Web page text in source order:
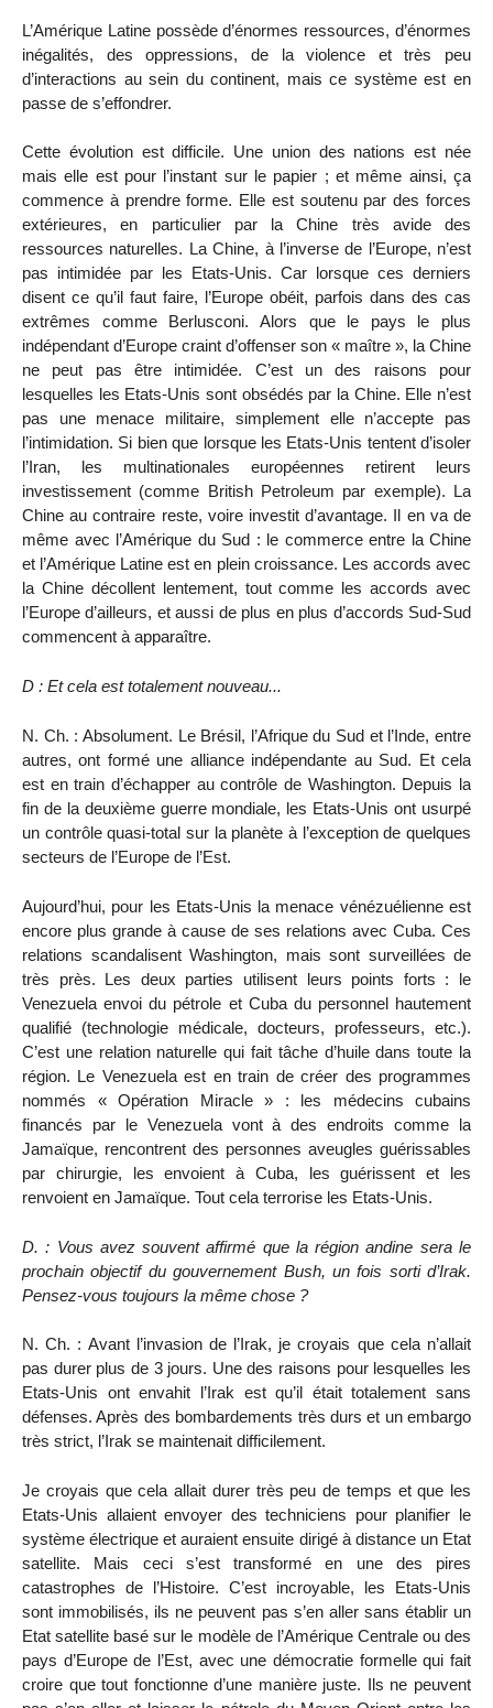
L’Amérique Latine possède d’énormes ressources, d’énormes
inégalités, des oppressions, de la violence et très peu
d’interactions au sein du continent, mais ce système est en
passe de s’effondrer.
Cette évolution est difficile. Une union des nations est née
mais elle est pour l’instant sur le papier ; et même ainsi, ça
commence à prendre forme. Elle est soutenu par des forces
extérieures, en particulier par la Chine très avide des
ressources naturelles. La Chine, à l’inverse de l’Europe, n’est
pas intimidée par les Etats-Unis. Car lorsque ces derniers
disent ce qu’il faut faire, l’Europe obéit, parfois dans des cas
extrêmes comme Berlusconi. Alors que le pays le plus
indépendant d’Europe craint d’offenser son « maître », la Chine
ne peut pas être intimidée. C’est un des raisons pour
lesquelles les Etats-Unis sont obsédés par la Chine. Elle n’est
pas une menace militaire, simplement elle n’accepte pas
l’intimidation. Si bien que lorsque les Etats-Unis tentent d’isoler
l’Iran, les multinationales européennes retirent leurs
investissement (comme British Petroleum par exemple). La
Chine au contraire reste, voire investit d’avantage. Il en va de
même avec l’Amérique du Sud : le commerce entre la Chine
et l’Amérique Latine est en plein croissance. Les accords avec
la Chine décollent lentement, tout comme les accords avec
l’Europe d’ailleurs, et aussi de plus en plus d’accords Sud-Sud
commencent à apparaître.
D : Et cela est totalement nouveau...
N. Ch. : Absolument. Le Brésil, l’Afrique du Sud et l’Inde, entre
autres, ont formé une alliance indépendante au Sud. Et cela
est en train d’échapper au contrôle de Washington. Depuis la
fin de la deuxième guerre mondiale, les Etats-Unis ont usurpé
un contrôle quasi-total sur la planète à l’exception de quelques
secteurs de l’Europe de l’Est.
Aujourd’hui, pour les Etats-Unis la menace vénézuélienne est
encore plus grande à cause de ses relations avec Cuba. Ces
relations scandalisent Washington, mais sont surveillées de
très près. Les deux parties utilisent leurs points forts : le
Venezuela envoi du pétrole et Cuba du personnel hautement
qualifié (technologie médicale, docteurs, professeurs, etc.).
C’est une relation naturelle qui fait tâche d’huile dans toute la
région. Le Venezuela est en train de créer des programmes
nommés « Opération Miracle » : les médecins cubains
financés par le Venezuela vont à des endroits comme la
Jamaïque, rencontrent des personnes aveugles guérissables
par chirurgie, les envoient à Cuba, les guérissent et les
renvoient en Jamaïque. Tout cela terrorise les Etats-Unis.
D. : Vous avez souvent affirmé que la région andine sera le
prochain objectif du gouvernement Bush, un fois sorti d’Irak.
Pensez-vous toujours la même chose ?
N. Ch. : Avant l’invasion de l’Irak, je croyais que cela n’allait
pas durer plus de 3 jours. Une des raisons pour lesquelles les
Etats-Unis ont envahit l’Irak est qu’il était totalement sans
défenses. Après des bombardements très durs et un embargo
très strict, l’Irak se maintenait difficilement.
Je croyais que cela allait durer très peu de temps et que les
Etats-Unis allaient envoyer des techniciens pour planifier le
système électrique et auraient ensuite dirigé à distance un Etat
satellite. Mais ceci s’est transformé en une des pires
catastrophes de l’Histoire. C’est incroyable, les Etats-Unis
sont immobilisés, ils ne peuvent pas s’en aller sans établir un
Etat satellite basé sur le modèle de l’Amérique Centrale ou des
pays d’Europe de l’Est, avec une démocratie formelle qui fait
croire que tout fonctionne d’une manière juste. Ils ne peuvent